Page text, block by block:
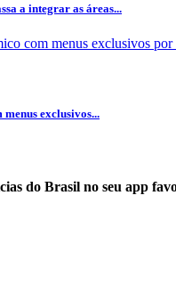
a integrar as áreas...
exclusivos...
do Brasil no seu app